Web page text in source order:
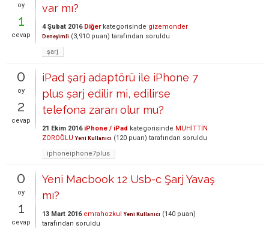
oy
1
cevap
var mı?
4 Şubat 2016 Diğerkategorisinde gizemonder
Deneyimli (3,910 puan) tarafından soruldu
şarj
0
oy
2
cevap
iPad şarj adaptörü ile iPhone 7
plus şarj edilir mi, edilirse
telefona zararı olur mu?
21 Ekim 2016 iPhone / iPad kategorisinde MUHİTTİN
ZOROĞLU Yeni Kullanıcı (120 puan) tarafından soruldu
iphoneiphone7plus
0
oy
1
cevap
Yeni Macbook 12 Usb-c Şarj Yavaş
mı?
13 Mart 2016 emrahozkul Yeni Kullanıcı (140 puan)
tarafından soruldu